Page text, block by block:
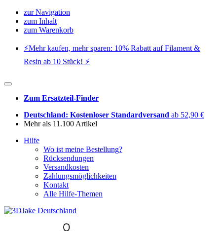
zur Navigation
zum Inhalt
zum Warenkorb
⚡️Mehr kaufen, mehr sparen: 10% Rabatt auf Filament &
Resin ab 10 Stück! ⚡️
Zum Ersatzteil-Finder
Deutschland: Kostenloser Standardversand ab 52,90 €
Mehr als 11.100 Artikel
Hilfe
Wo ist meine Bestellung?
Rücksendungen
Versandkosten
Zahlungsmöglichkeiten
Kontakt
Alle Hilfe-Themen